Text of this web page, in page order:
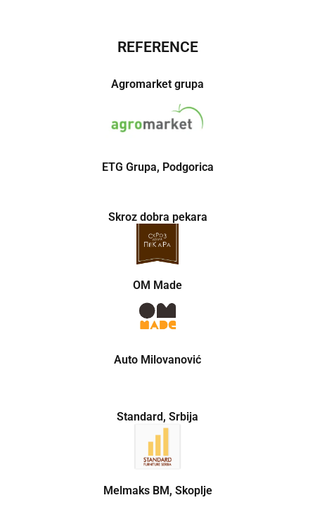
REFERENCE
Agromarket grupa
ETG Grupa, Podgorica
Skroz dobra pekara
OM Made
Auto Milovanović
Standard, Srbija
Melmaks BM, Skoplje